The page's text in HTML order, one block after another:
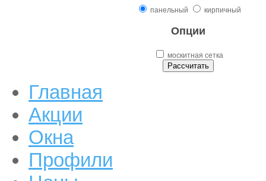
панельный кирпичный
Опции
москитная сетка
Главная
Акции
Окна
Профили